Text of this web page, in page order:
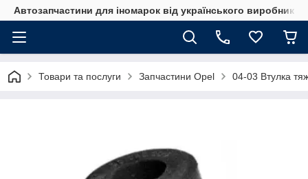
Автозапчастини для іномарок від українського виробника
Товари та послуги Запчастини Opel 04-03 Втулка